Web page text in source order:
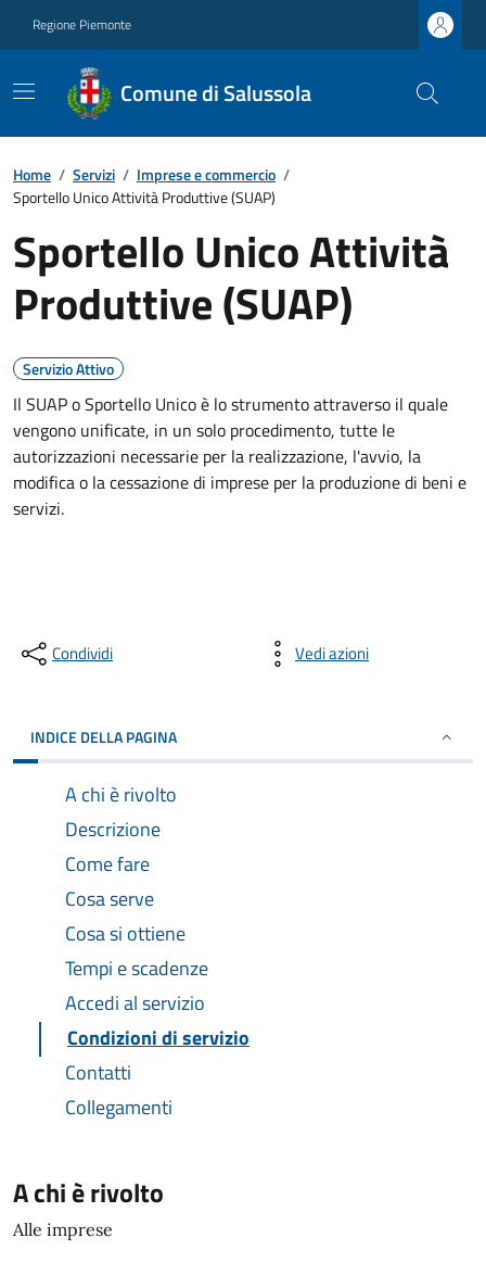
Regione Piemonte
Comune di Salussola
Home / Servizi / Imprese e commercio /
Sportello Unico Attività Produttive (SUAP)
Sportello Unico Attività
Produttive (SUAP)
Servizio Attivo
Il SUAP o Sportello Unico è lo strumento attraverso il quale
vengono unificate, in un solo procedimento, tutte le
autorizzazioni necessarie per la realizzazione, l'avvio, la
modifica o la cessazione di imprese per la produzione di beni e
servizi.
Condividi Vedi azioni
INDICE DELLA PAGINA
A chi è rivolto
Descrizione
Come fare
Cosa serve
Cosa si ottiene
Tempi e scadenze
Accedi al servizio
Condizioni di servizio
Contatti
Collegamenti
A chi è rivolto
Alle imprese